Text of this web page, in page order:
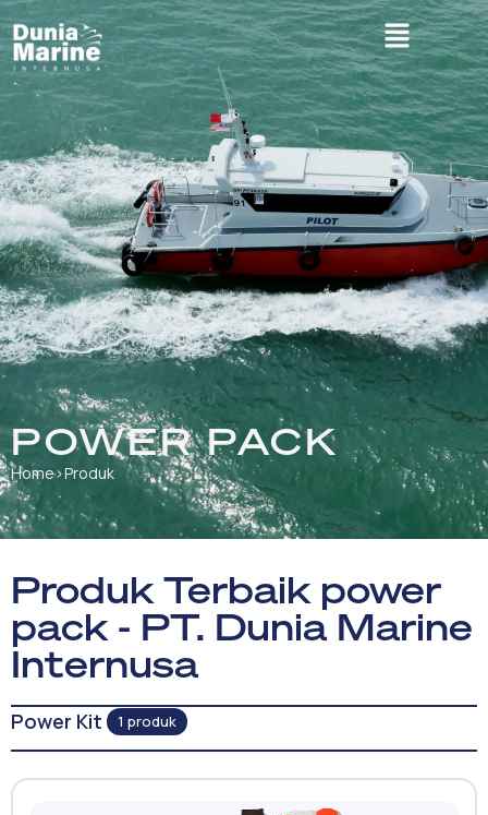
POWER PACK
Home›Produk
Produk Terbaik power
pack - PT. Dunia Marine
Internusa
Power Kit 1 produk